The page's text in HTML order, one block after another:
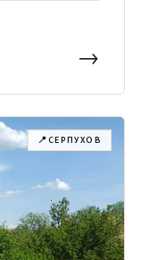
→
📍СЕРПУХОВ